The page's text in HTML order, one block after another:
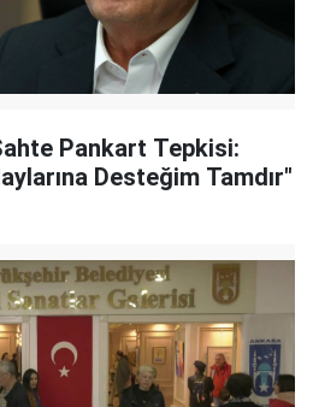
Pankart Tepkisi:
Desteğim Tamdır"